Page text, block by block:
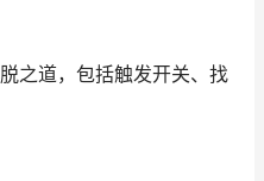
之道，包括触发开关、找